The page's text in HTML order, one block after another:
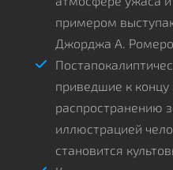
примером
Джорджа А. Ромеро.
приведшие к концу
распространению
иллюстрацией
становится